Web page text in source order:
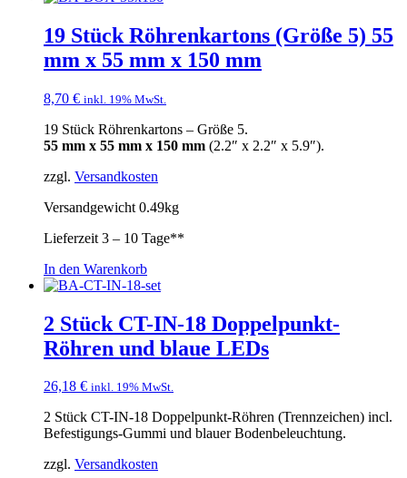
19 Stück Röhrenkartons (Größe 5) 55
mm x 55 mm x 150 mm
8,70 € inkl. 19% MwSt.
19 Stück Röhrenkartons – Größe 5.
55 mm x 55 mm x 150 mm (2.2″ x 2.2″ x 5.9″).
zzgl. Versandkosten
Versandgewicht 0.49kg
Lieferzeit 3 – 10 Tage**
In den Warenkorb
2 Stück CT-IN-18 Doppelpunkt-
Röhren und blaue LEDs
26,18 € inkl. 19% MwSt.
2 Stück CT-IN-18 Doppelpunkt-Röhren (Trennzeichen) incl.
Befestigungs-Gummi und blauer Bodenbeleuchtung.
zzgl. Versandkosten